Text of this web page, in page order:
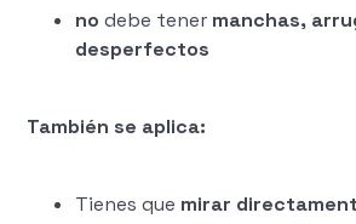
no debe tener manchas,
desperfectos
También se aplica:
Tienes que mirar